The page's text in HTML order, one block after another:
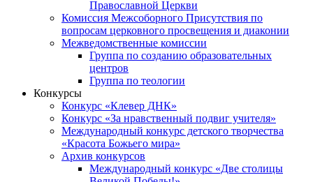
Православной Церкви
Комиссия Межсоборного Присутствия по
вопросам церковного просвещения и диаконии
Межведомственные комиссии
Группа по созданию образовательных
центров
Группа по теологии
Конкурсы
Конкурс «Клевер ДНК»
Конкурс «За нравственный подвиг учителя»
Международный конкурс детского творчества
«Красота Божьего мира»
Архив конкурсов
Международный конкурс «Две столицы